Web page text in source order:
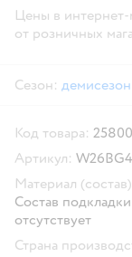
Цены в интернет-
от розничных
Сезон: демисезон
Код товара:
Артикул:
Материал
Состав
отсутствует
Страна